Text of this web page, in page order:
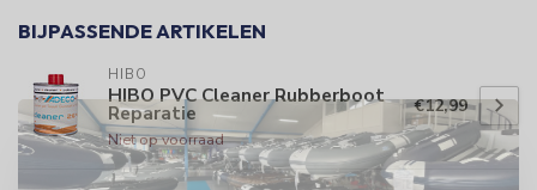
BIJPASSENDE ARTIKELEN
HIBO
HIBO PVC Cleaner Rubberboot
Reparatie
Niet op voorraad
€12,99